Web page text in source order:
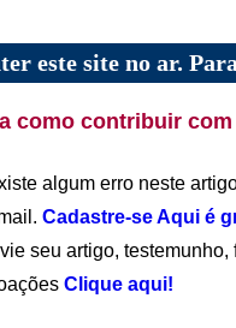
este site no ar.
como contribuir
algum erro neste
Cadastre-se Aqui é
seu artigo, testemunho,
Clique aqui!